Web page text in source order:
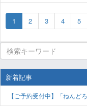
1 2 3 4 5
新着記事
【ご予約受付中】「ねんど